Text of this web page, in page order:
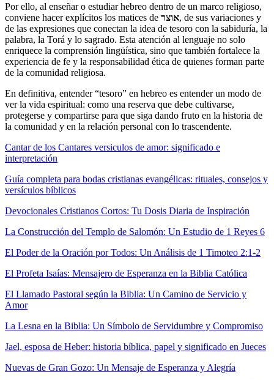
Por ello, al enseñar o estudiar hebreo dentro de un marco religioso,
conviene hacer explícitos los matices de אוצר, de sus variaciones y
de las expresiones que conectan la idea de tesoro con la sabiduría, la
palabra, la Torá y lo sagrado. Esta atención al lenguaje no solo
enriquece la comprensión lingüística, sino que también fortalece la
experiencia de fe y la responsabilidad ética de quienes forman parte
de la comunidad religiosa.
En definitiva, entender “tesoro” en hebreo es entender un modo de
ver la vida espiritual: como una reserva que debe cultivarse,
protegerse y compartirse para que siga dando fruto en la historia de
la comunidad y en la relación personal con lo trascendente.
Cantar de los Cantares versiculos de amor: significado e
interpretación
Guía completa para bodas cristianas evangélicas: rituales, consejos y
versículos bíblicos
Devocionales Cristianos Cortos: Tu Dosis Diaria de Inspiración
La Construcción del Templo de Salomón: Un Estudio de 1 Reyes 6
El Poder de la Oración por Todos: Un Análisis de 1 Timoteo 2:1-2
El Profeta Isaías: Mensajero de Esperanza en la Biblia Católica
El Llamado Pastoral según la Biblia: Un Camino de Servicio y
Amor
La Lesna en la Biblia: Un Símbolo de Servidumbre y Compromiso
Jael, esposa de Heber: historia bíblica, papel y significado en Jueces
Nuevas de Gran Gozo: Un Mensaje de Esperanza y Alegría